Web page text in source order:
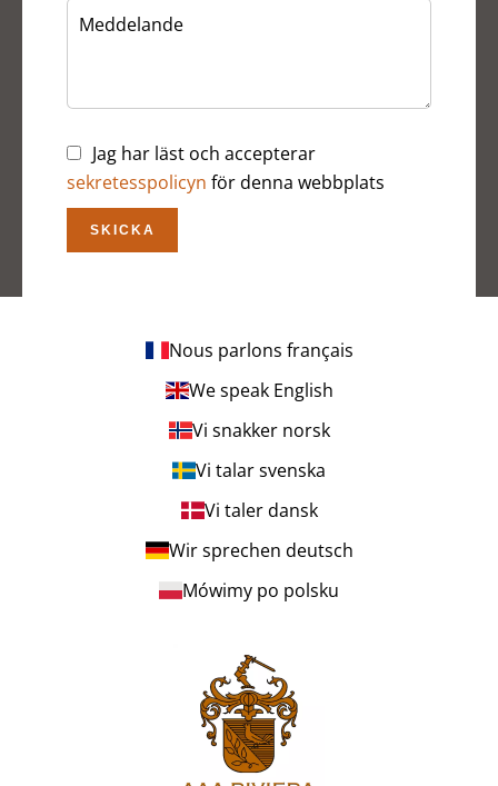
Jag har läst och accepterar
sekretesspolicyn för denna webbplats
SKICKA
Nous parlons français
We speak English
Vi snakker norsk
Vi talar svenska
Vi taler dansk
Wir sprechen deutsch
Mówimy po polsku